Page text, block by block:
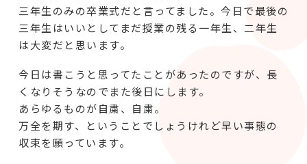
三年生のみの卒業式だと言ってました。今日で最後の
三年生はいいとしてまだ授業の残る一年生、二年生
は大変だと思います。
今日は書こうと思ってたことがあったのですが、長
くなりそうなのでまた後日にします。
あらゆるものが自粛、自粛。
万全を期す、ということでしょうけれど早い事態の
収束を願っています。